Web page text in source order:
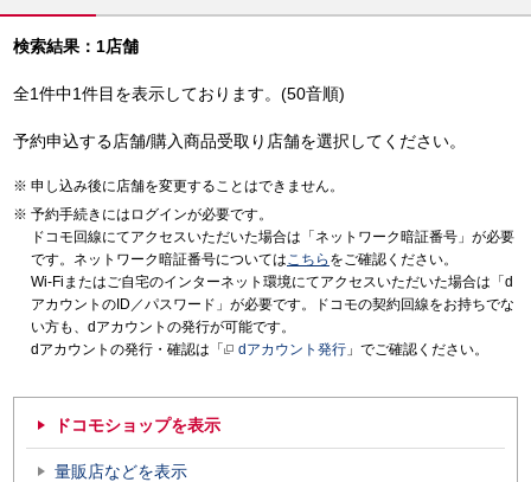
検索結果：1店舗
全1件中1件目を表示しております。(50音順)
予約申込する店舗/購入商品受取り店舗を選択してください。
申し込み後に店舗を変更することはできません。
予約手続きにはログインが必要です。
ドコモ回線にてアクセスいただいた場合は「ネットワーク暗証番号」が必要
です。ネットワーク暗証番号についてはこちら をご確認ください。
Wi-Fiまたはご自宅のインターネット環境にてアクセスいただいた場合は「d
アカウントのID／パスワード」が必要です。ドコモの契約回線をお持ちでな
い方も、dアカウントの発行が可能です。
dアカウントの発行・確認は「
dアカウント発行 」でご確認ください。
ドコモショップを表示
量販店などを表示